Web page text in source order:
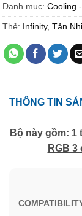
Danh mục: Cooling
Thẻ: Infinity, Tản
THÔNG TIN
Bộ này gồm: 1
RGB